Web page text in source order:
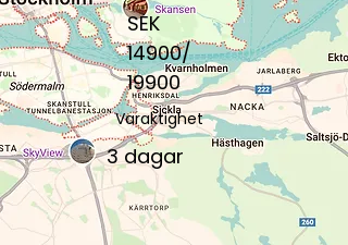
SEK
14900/
19900
Varaktighet
3 dagar